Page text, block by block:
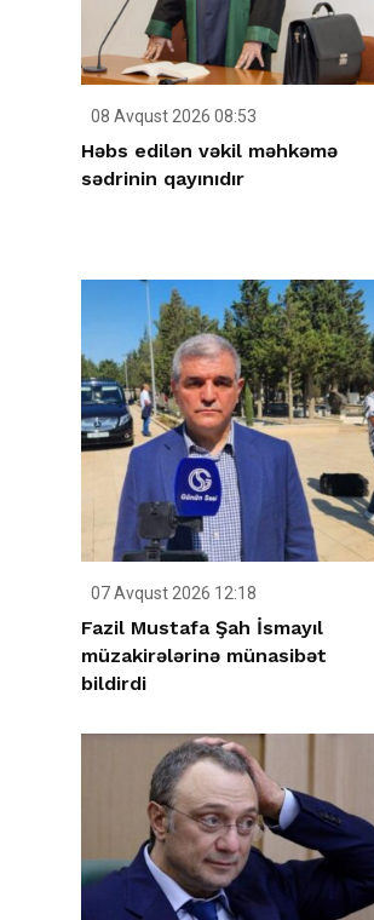
08 Avqust 2026 08:53
Həbs edilən vəkil məhkəmə
sədrinin qayınıdır
07 Avqust 2026 12:18
Fazil Mustafa Şah İsmayıl
müzakirələrinə münasibət
bildirdi